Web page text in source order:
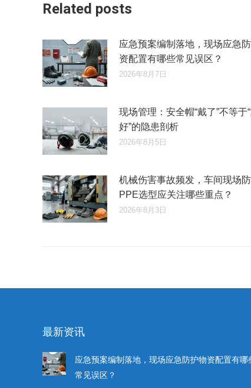
Related posts
应急预案编制落地，现场应急
资配置有哪些常见误区？
2026年8月7日
现场管理：安全帽“戴了”不等于
好”的隐患剖析
2026年8月5日
机械伤害事故频发，车间现场
PPE选型应关注哪些重点？
2026年8月3日
最新资讯
应急预案编制落地，现场应急防护物资配置有哪
常见误区？